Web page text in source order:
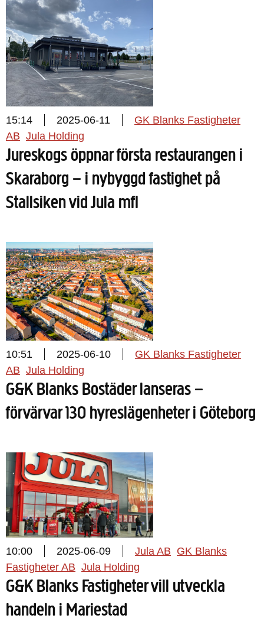
15:14 2025-06-11
GK Blanks Fastigheter
AB Jula Holding
Jureskogs öppnar första restaurangen i
Skaraborg – i nybyggd fastighet på
Stallsiken vid Jula mfl
10:51 2025-06-10
GK Blanks Fastigheter
AB Jula Holding
G&K Blanks Bostäder lanseras –
förvärvar 130 hyreslägenheter i Göteborg
10:00 2025-06-09 Jula AB GK Blanks
Fastigheter AB Jula Holding
G&K Blanks Fastigheter vill utveckla
handeln i Mariestad